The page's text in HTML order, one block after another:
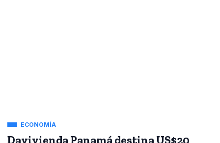
ECONOMÍA
Davivienda Panamá destina US$20